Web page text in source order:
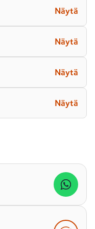
Näytä
Näytä
Näytä
Näytä